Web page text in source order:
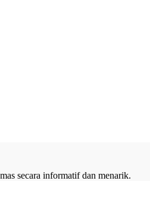
secara informatif dan menarik.